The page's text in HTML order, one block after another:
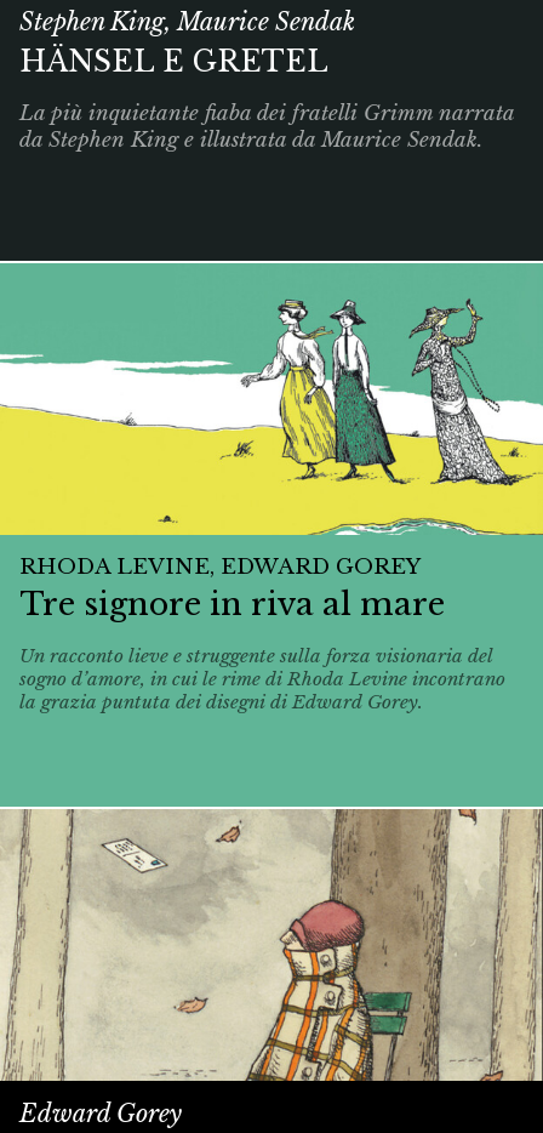
Stephen King, Maurice Sendak
HÄNSEL E GRETEL
La più inquietante fiaba dei fratelli Grimm narrata
da Stephen King e illustrata da Maurice Sendak.
RHODA LEVINE, EDWARD GOREY
Tre signore in riva al mare
Un racconto lieve e struggente sulla forza visionaria del
sogno d’amore, in cui le rime di Rhoda Levine incontrano
la grazia puntuta dei disegni di Edward Gorey.
Edward Gorey